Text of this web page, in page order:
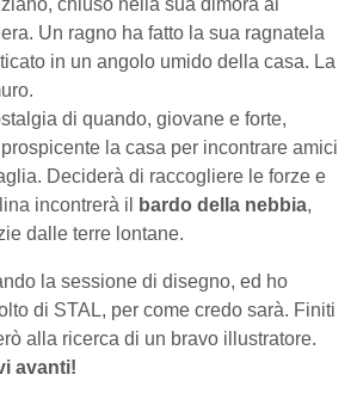
ha fatto la sua ragnatela nello
un angolo umido della casa. La
di quando, giovane e forte,
la casa per incontrare amici e
Deciderà di raccogliere le forze e
incontrerà ilbardo della nebbia,
dalle terre lontane.
la sessione di disegno, ed ho
di STAL, per come credo sarà. Finiti
alla ricerca di un bravo illustratore.
avanti!